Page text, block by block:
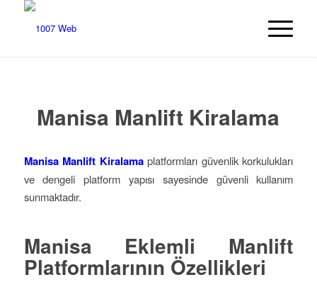
Manisa Manlift Kiralama
Manisa Manlift Kiralamaplatformları güvenlik korkulukları
ve dengeli platform yapısı sayesinde güvenli kullanım
sunmaktadır.
Manisa Eklemli Manlift
Platformlarının Özellikleri